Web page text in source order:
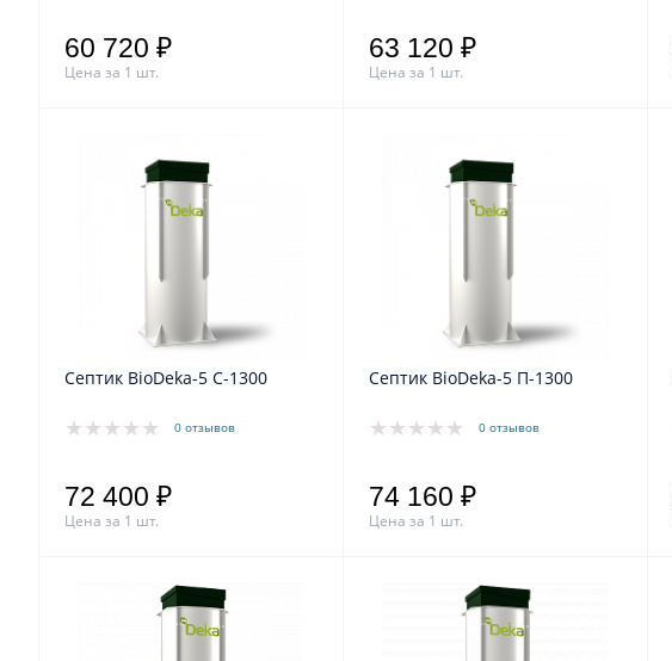
60 720 ₽
Цена за 1 шт.
63 120 ₽
Цена за 1 шт.
Септик BioDeka-5 C-1300
0 отзывов
72 400 ₽
Цена за 1 шт.
Септик BioDeka-5 П-1300
0 отзывов
74 160 ₽
Цена за 1 шт.